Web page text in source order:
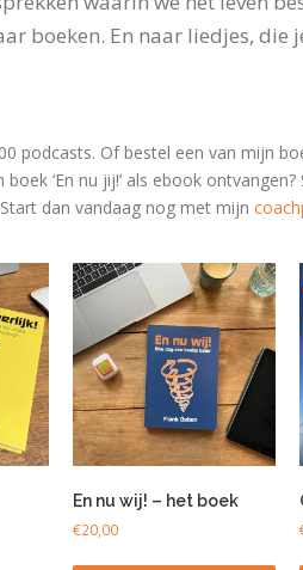
boeken. En naar liedjes,
podcasts. Of bestel een van mijn
‘En nu jij!’ als ebook
dan vandaag nog met mijn
En nu wij! – het boek
€20,00